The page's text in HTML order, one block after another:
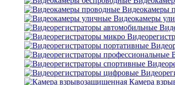
Видеокамеры
Видеокамеры
Камера